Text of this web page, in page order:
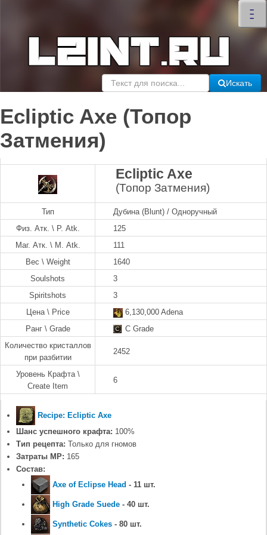
–
–
–
×
Искать
Ecliptic Axe (Топор
Затмения)
Ecliptic Axe
(Топор Затмения)
Тип
Дубина (Blunt) / Одноручный
Физ. Атк. \ P. Atk.
125
Маг. Атк. \ M. Atk.
111
Вес \ Weight
1640
Soulshots
3
Spiritshots
3
Цена \ Price
6,130,000 Adena
Ранг \ Grade
C Grade
Количество кристаллов
при разбитии
2452
Уровень Крафта \
Create Item
6
Recipe: Ecliptic Axe
Шанс успешного крафта: 100%
Тип рецепта: Только для гномов
Затраты MP: 165
Состав:
Axe of Eclipse Head - 11 шт.
High Grade Suede - 40 шт.
Synthetic Cokes - 80 шт.